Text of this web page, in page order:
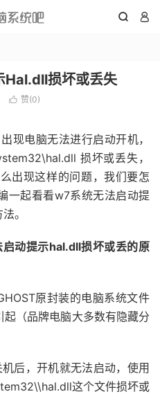
 
Hal.dll损坏或丢失
 赞(0)
现电脑无法进行启动开机，
损坏或丢失，
出现这样的问题，我们要怎
一起看看w7系统无法启动提
。
提示hal.dll损坏或丢的原
原封装的电脑系统文件
（品牌电脑大多数有隐藏分
后，开机就无法启动，使用
这个文件损坏或